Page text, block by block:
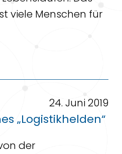
viele Menschen für
24. Juni 2019
„Logistikhelden“
der